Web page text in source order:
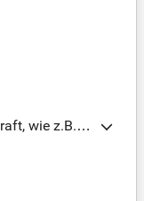
wie z.B. A
u
Mitgefühl, Pr